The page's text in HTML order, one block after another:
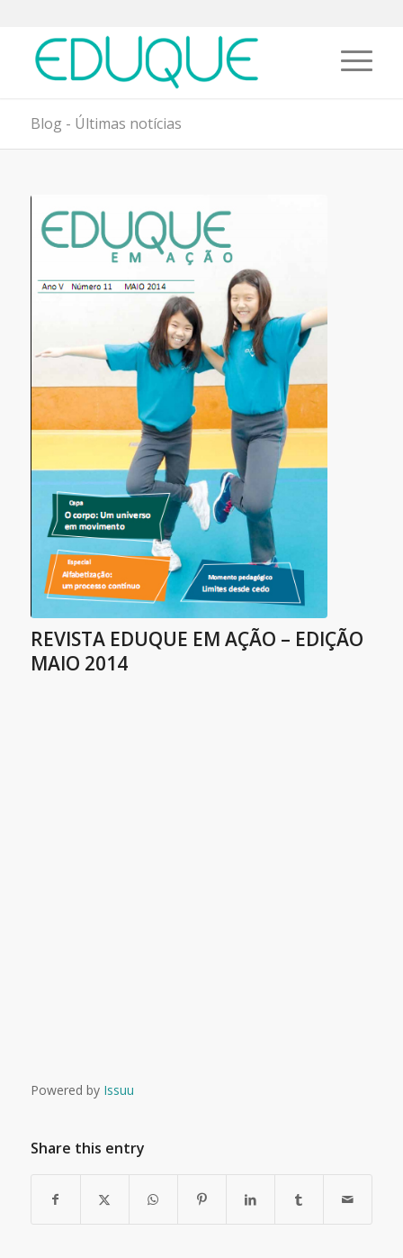
Blog - Últimas notícias
REVISTA EDUQUE EM AÇÃO – EDIÇÃO
MAIO 2014
Powered by Issuu
Share this entry